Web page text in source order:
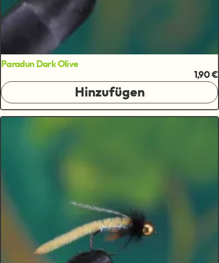
Paradun Dark Olive
1,90 €
Hinzufügen